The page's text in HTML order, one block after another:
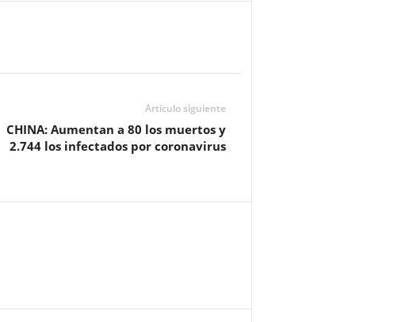
Artículo siguiente
CHINA: Aumentan a 80 los muertos y
2.744 los infectados por coronavirus